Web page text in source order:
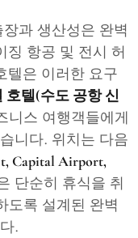
과 생산성은 완벽
징 항공 및 전시 허
텔은 이러한 요구
호텔(수도 공항 신
니스 여행객들에게
니다. 위치는 다음
Capital Airport,
단순히 휴식을 취
도록 설계된 완벽
.